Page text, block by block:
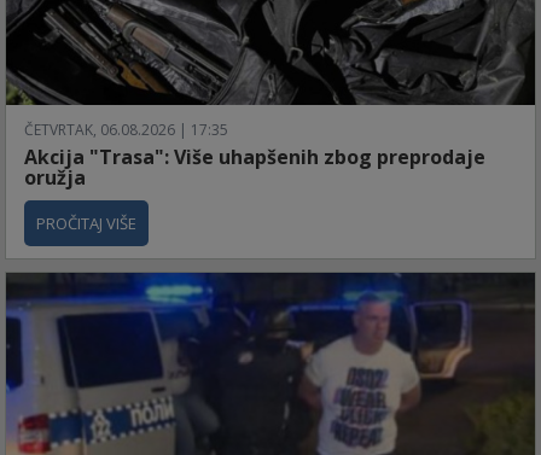
ČETVRTAK, 06.08.2026 | 17:35
Akcija "Trasa": Više uhapšenih zbog preprodaje
oružja
PROČITAJ VIŠE